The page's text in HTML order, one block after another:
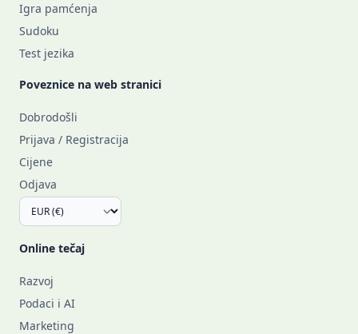
Igra pamćenja
Sudoku
Test jezika
Poveznice na web stranici
Dobrodošli
Prijava / Registracija
Cijene
Odjava
Online tečaj
Razvoj
Podaci i AI
Marketing